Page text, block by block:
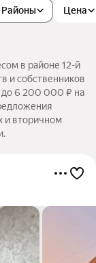
Цена
Районы
в районе 12-й
и собственников
до 6 200 000 ₽ на
и вторичном